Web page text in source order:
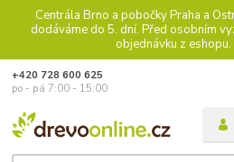
Centrála Brno a pobočky Praha a
dodáváme do 5. dní. Před osobním
objednávku z eshopu.
+420 728 600 625
po - pá 7:00 - 15:00